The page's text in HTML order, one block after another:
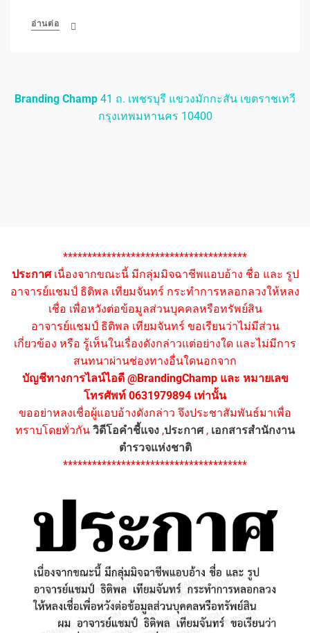
อ่านต่อ
Branding Champ 41 ถ. เพชรบุรี แขวงมักกะสัน เขตราชเทวี
กรุงเทพมหานคร 10400
**************************************
ประกาศเนื่องจากขณะนี้ มีกลุ่มมิจฉาชีพแอบอ้าง ชื่อ และ รูป
อาจารย์แชมป์ ธิติพล เทียมจันทร์ กระทำการหลอกลวงให้หลง
เชื่อ เพื่อหวังต่อข้อมูลส่วนบุคคลหรือทรัพย์สิน
อาจารย์แชมป์ ธิติพล เทียมจันทร์ ขอเรียนว่าไม่มีส่วน
เกี่ยวข้อง หรือ รู้เห็นในเรื่องดังกล่าวแต่อย่างใด และไม่มีการ
สนทนาผ่านช่องทางอื่นใดนอกจาก
บัญชีทางการไลน์ไอดี @BrandingChamp และ หมายเลข
โทรศัพท์ 0631979894 เท่านั้น
ขออย่าหลงเชื่อผู้แอบอ้างดังกล่าว จึงประชาสัมพันธ์มาเพื่อ
ทราบโดยทั่วกัน วิดีโอคำชี้แจง ,ประกาศ, เอกสารสำนักงาน
ตำรวจแห่งชาติ
**************************************